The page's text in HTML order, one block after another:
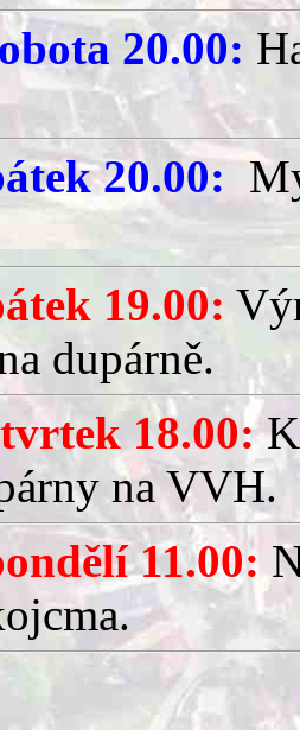
20.00:
20.00:
19.00:
dupárně.
18.00:
na VVH.
11.00: